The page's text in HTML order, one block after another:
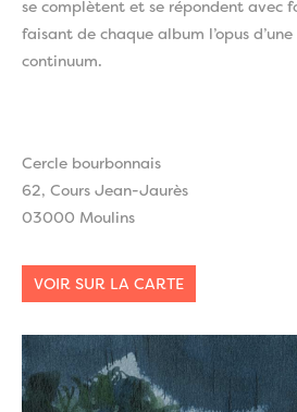
se complètent et se répondent avec
faisant de chaque album l’opus
continuum.
Cercle bourbonnais
62, Cours Jean-Jaurès
03000 Moulins
VOIR SUR LA CARTE